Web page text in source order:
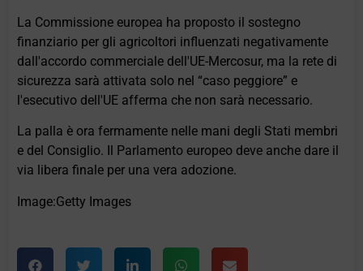
La Commissione europea ha proposto il sostegno
finanziario per gli agricoltori influenzati negativamente
dall'accordo commerciale dell'UE-Mercosur, ma la rete di
sicurezza sarà attivata solo nel “caso peggiore” e
l'esecutivo dell'UE afferma che non sarà necessario.
La palla è ora fermamente nelle mani degli Stati membri
e del Consiglio. Il Parlamento europeo deve anche dare il
via libera finale per una vera adozione.
Image:Getty Images